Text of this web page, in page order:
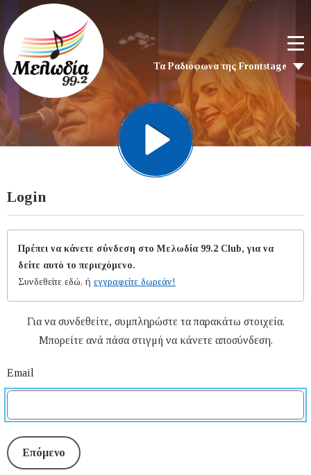
Τα Ραδιόφωνα της Frontstage
Login
Πρέπει να κάνετε σύνδεση στο Μελωδία 99.2 Club, για να
δείτε αυτό το περιεχόμενο.
Συνδεθείτε εδώ, ή εγγραφείτε δωρεάν!
Για να συνδεθείτε, συμπληρώστε τα παρακάτω στοιχεία.
Μπορείτε ανά πάσα στιγμή να κάνετε αποσύνδεση.
Email
Επόμενο